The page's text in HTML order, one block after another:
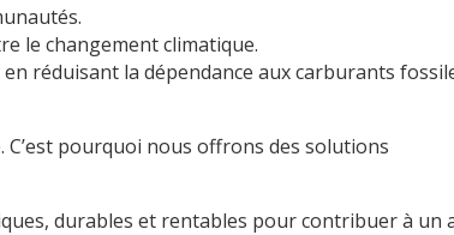
le changement climatique.
réduisant la dépendance aux carburants
pourquoi nous offrons des solutions
durables et rentables pour contribuer à un